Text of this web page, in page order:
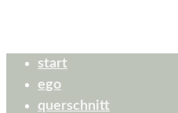
start
ego
querschnitt